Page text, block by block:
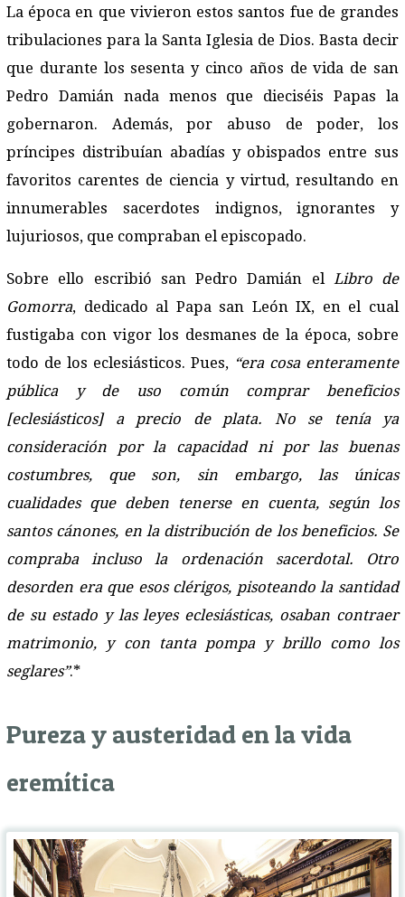
La época en que vivieron estos santos fue de grandes
tribulaciones para la Santa Iglesia de Dios. Basta decir
que durante los sesenta y cinco años de vida de san
Pedro Damián nada menos que dieciséis Papas la
gobernaron. Además, por abuso de poder, los
príncipes distribuían abadías y obispados entre sus
favoritos carentes de ciencia y virtud, resultando en
innumerables sacerdotes indignos, ignorantes y
lujuriosos, que compraban el episcopado.
Sobre ello escribió san Pedro Damián el Libro de
Gomorra, dedicado al Papa san León IX, en el cual
fustigaba con vigor los desmanes de la época, sobre
todo de los eclesiásticos. Pues, “era cosa enteramente
pública y de uso común comprar beneficios
[eclesiásticos] a precio de plata. No se tenía ya
consideración por la capacidad ni por las buenas
costumbres, que son, sin embargo, las únicas
cualidades que deben tenerse en cuenta, según los
santos cánones, en la distribución de los beneficios. Se
compraba incluso la ordenación sacerdotal. Otro
desorden era que esos clérigos, pisoteando la santidad
de su estado y las leyes eclesiásticas, osaban contraer
matrimonio, y con tanta pompa y brillo como los
seglares”.*
Pureza y austeridad en la vida
eremítica